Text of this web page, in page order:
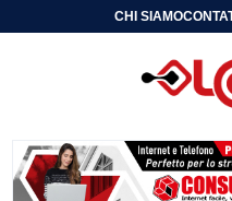
CHI SIAMO